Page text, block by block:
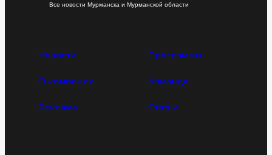
Все новости Мурманска и Мурманской области
Новости Программы
О компании Команда
Реклама Статьи